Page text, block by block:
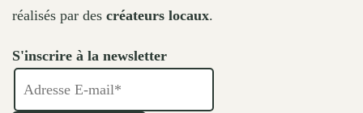
réalisés par des créateurs locaux.
S'inscrire à la newsletter